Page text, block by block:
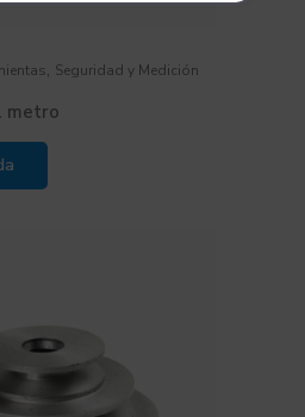
, Seguridad y Medición
metro